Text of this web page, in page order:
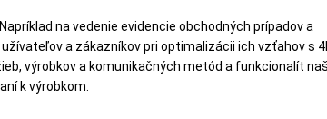
na vedenie evidencie obchodných prípadov a
a zákazníkov pri optimalizácii ich vzťahov s
výrobkov a komunikačných metód a funkcionalít
k výrobkom.